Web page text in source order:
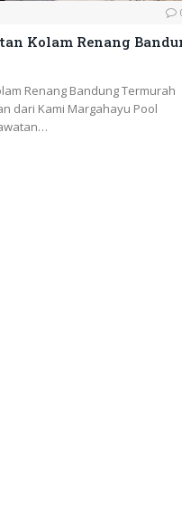
Kolam Renang
Renang Bandung Termurah
dari Kami Margahayu Pool